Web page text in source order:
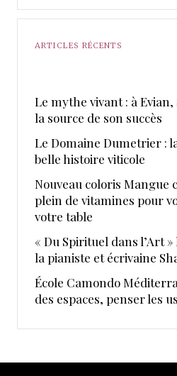
ARTICLES RÉCENTS
Le mythe vivant : à
la source de son succès
Le Domaine Dumetrier :
belle histoire viticole
Nouveau coloris Mangue
plein de vitamines pour
votre table
« Du Spirituel dans l’Art
la pianiste et écrivaine
École Camondo
des espaces, penser les